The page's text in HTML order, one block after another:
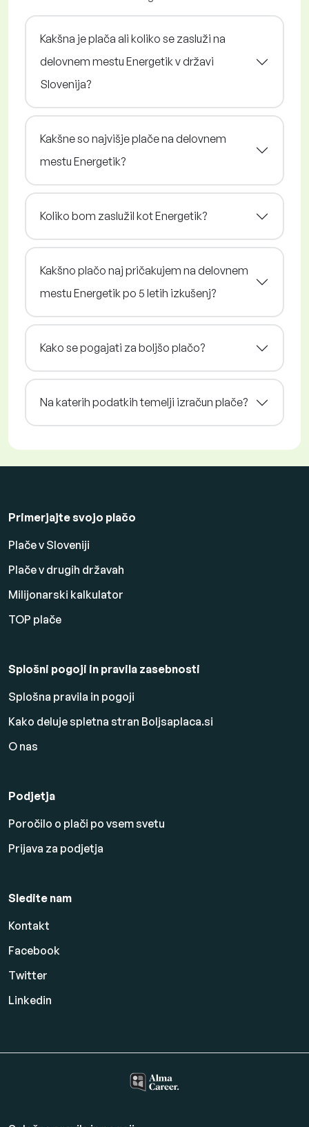
Kakšna je plača ali koliko se zasluži na
delovnem mestu Energetik v državi
Slovenija?
Kakšne so najvišje plače na delovnem
mestu Energetik?
Koliko bom zaslužil kot Energetik?
Kakšno plačo naj pričakujem na delovnem
mestu Energetik po 5 letih izkušenj?
Kako se pogajati za boljšo plačo?
Na katerih podatkih temelji izračun plače?
Primerjajte svojo plačo
Plače v Sloveniji
Plače v drugih državah
Milijonarski kalkulator
TOP plače
Splošni pogoji in pravila zasebnosti
Splošna pravila in pogoji
Kako deluje spletna stran Boljsaplaca.si
O nas
Podjetja
Poročilo o plači po vsem svetu
Prijava za podjetja
Sledite nam
Kontakt
Facebook
Twitter
Linkedin